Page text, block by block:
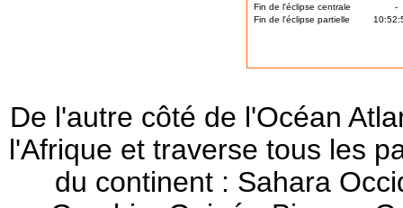
Fin de l'éclipse centrale
-
Fin de l'éclipse partielle
De l'autre côté de l'Océan
l'Afrique et traverse tous les
du continent : Sahara